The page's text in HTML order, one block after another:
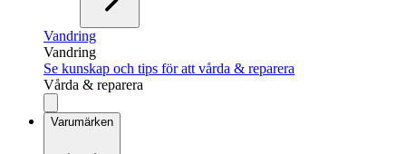
Vandring
Vandring
Se kunskap och tips för att vårda & reparera
Vårda & reparera
Varumärken